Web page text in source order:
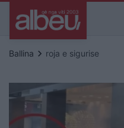
Ballina keyboard_arrow_right roja e sigurise